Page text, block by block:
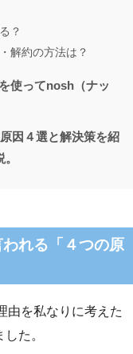
？
解約の方法は？
使ってnosh（ナッ
因４選と解決策を紹
れる「４つの原
由を私なりに考えた
た。